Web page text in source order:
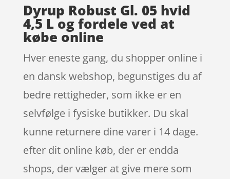
Dyrup Robust Gl. 05 hvid
4,5 L og fordele ved at
købe online
Hver eneste gang, du shopper online i
en dansk webshop, begunstiges du af
bedre rettigheder, som ikke er en
selvfølge i fysiske butikker. Du skal
kunne returnere dine varer i 14 dage.
efter dit online køb, der er endda
shops, der vælger at give mere som